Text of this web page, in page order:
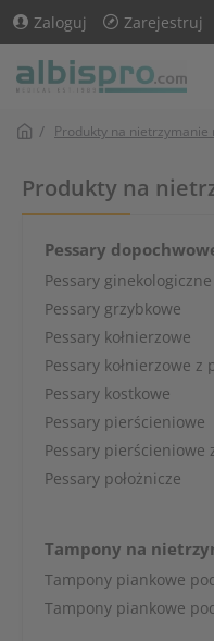
Zaloguj Zarejestruj
Produkty na nietrzymanie
Produkty na
Pessary
Pessary ginekologiczne
Pessary grzybkowe
Pessary kołnierzowe
Pessary kołnierzowe
Pessary kostkowe
Pessary pierścieniowe
Pessary
Pessary położnicze
Tampony na
Tampony piankowe
Tampony piankowe